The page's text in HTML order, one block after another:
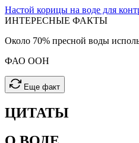
Настой корицы на воде для
ИНТЕРЕСНЫЕ ФАКТЫ
Около 70% пресной воды
ФАО ООН
Еще факт
ЦИТАТЫ